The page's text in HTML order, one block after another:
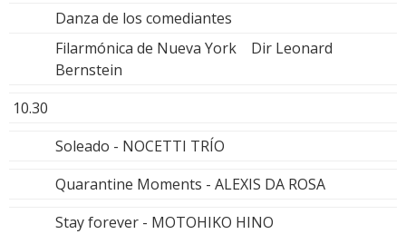
Danza de los comediantes
Filarmónica de Nueva York Dir Leonard
Bernstein
10.30
Soleado - NOCETTI TRÍO
Quarantine Moments - ALEXIS DA ROSA
Stay forever - MOTOHIKO HINO